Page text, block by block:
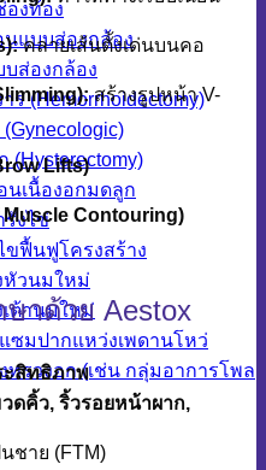
องท้อง
นแบบส่องกล้อง
บส่องกล้อง
ร (Hemorrhoidectomy)
(Hysterectomy)
นเนื้องอกมดลูก
รังไข่
ขฟื้นฟูโครงสร้าง
หัวนมใหม่
ต้านมใหม่
ซมปากแหว่งเพดานโหว่
ทรวงอก (เช่น กลุ่มอาการโพล
ชาย (FTM)
คลายเส้นตั้งเด่นบนคอ
สร้างรูปหน้า V-
Lifts)
Contouring)
าด้วย Aestox
ะสิทธิภาพ
ดคิ้ว, ริ้วรอยหน้าผาก,